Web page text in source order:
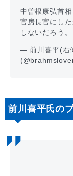
中曽根康弘首
官房長官にし
しないだろう
— 前川喜平(右
前川喜平氏の